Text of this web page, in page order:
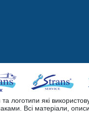
логотипи які
Всі матеріали,